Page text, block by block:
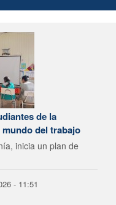
de la
del trabajo
inicia un plan de
- 11:51